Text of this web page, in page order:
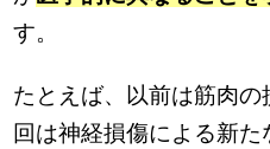
す。
たとえば、以前は筋肉
回は神経損傷による新